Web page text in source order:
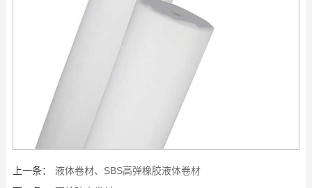
上一条：
液体卷材、SBS高弹橡胶液体卷材